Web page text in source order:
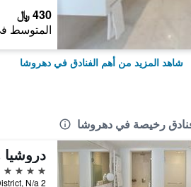
430 ﷼
المتوسط
شاهد المزيد من أهم الفنادق في دهروشا
رخيصة في دهروشا
4 نجوم